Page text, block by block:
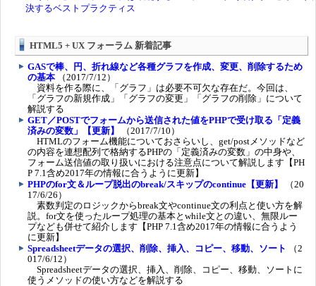
HTML5 + UX フォーラム 新着記事
GASで棒、円、折れ線など各種グラフを作成、変更、削除するため
の基本 （2017/7/12）
資料を作る際に、「グラフ」は必要不可欠な存在だ。今回は、
「グラフの新規作成」「グラフの変更」「グラフの削除」について
解説する
GET／POSTでフォームから送信された値をPHPで受け取る「定義
済みの変数」【更新】
（2017/7/10）
HTMLのフォーム機能についておさらいし、get/postメソッドなど
の内容を連想配列で格納するPHPの「定義済みの変数」の中身や、
フォーム送信値の取り扱いにおける注意点について解説します【PH
P 7.1含め2017年の情報に合うように更新】
PHPのfor文＆ループ脱出のbreak/スキップのcontinue【更新】
（20
17/6/26）
素数判定のロジックからbreak文やcontinue文の利点と使い方を解
説。for文を使ったループ処理の基本とwhile文との違い、無限ルー
プなども併せて紹介します【PHP 7.1含め2017年の情報に合うよう
に更新】
Spreadsheetデータの選択、削除、挿入、コピー、移動、ソート
（2
017/6/12）
Spreadsheetデータの選択、挿入、削除、コピー、移動、ソートに
使うメソッドの使い方などを解説する